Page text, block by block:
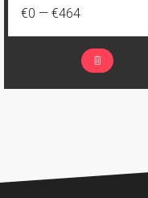
€0 — €464